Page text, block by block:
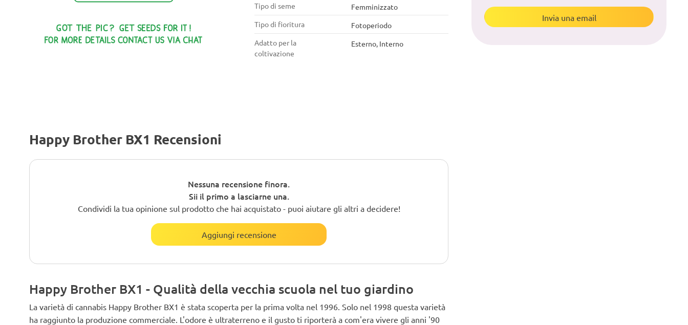
Tipo di seme
Femminizzato
Tipo di fioritura
Fotoperiodo
Adatto per la
coltivazione
Esterno, Interno
Happy Brother BX1 Recensioni
Nessuna recensione finora.
Sii il primo a lasciarne una.
Condividi la tua opinione sul prodotto che hai acquistato - puoi aiutare gli altri a decidere!
Aggiungi recensione
Happy Brother BX1 - Qualità della vecchia scuola nel tuo giardino
La varietà di cannabis Happy Brother BX1 è stata scoperta per la prima volta nel 1996. Solo nel 1998 questa varietà
ha raggiunto la produzione commerciale. L'odore è ultraterreno e il gusto ti riporterà a com'era vivere gli anni '90
Invia una email